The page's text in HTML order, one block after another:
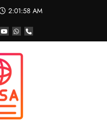
2:01:59 AM